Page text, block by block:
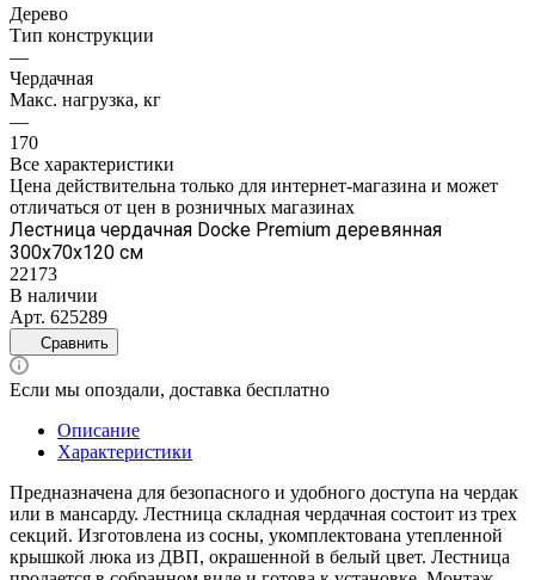
Дерево
Тип конструкции
—
Чердачная
Макс. нагрузка, кг
—
170
Все характеристики
Цена действительна только для интернет-магазина и может
отличаться от цен в розничных магазинах
Лестница чердачная Docke Premium деревянная
300х70х120 см
22173
В наличии
Арт. 625289
Сравнить
Если мы опоздали, доставка бесплатно
Описание
Характеристики
Предназначена для безопасного и удобного доступа на чердак
или в мансарду. Лестница складная чердачная состоит из трех
секций. Изготовлена из сосны, укомплектована утепленной
крышкой люка из ДВП, окрашенной в белый цвет. Лестница